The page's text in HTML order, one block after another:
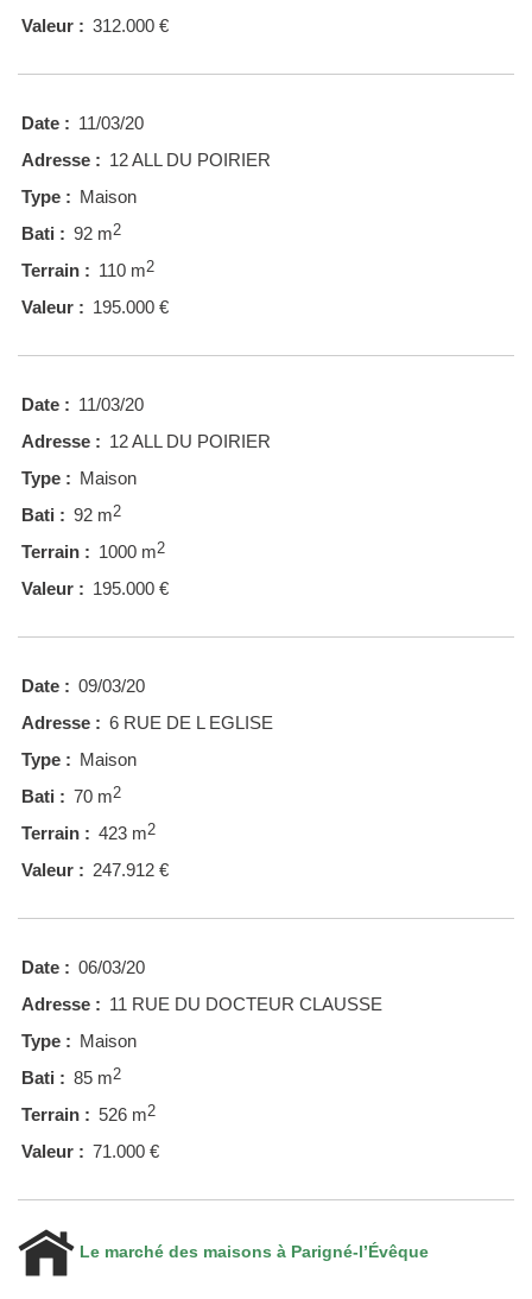
Valeur : 312.000 €
Date : 11/03/20
Adresse : 12 ALL DU POIRIER
Type : Maison
Bati : 92 m2
Terrain : 110 m2
Valeur : 195.000 €
Date : 11/03/20
Adresse : 12 ALL DU POIRIER
Type : Maison
Bati : 92 m2
Terrain : 1000 m2
Valeur : 195.000 €
Date : 09/03/20
Adresse : 6 RUE DE L EGLISE
Type : Maison
Bati : 70 m2
Terrain : 423 m2
Valeur : 247.912 €
Date : 06/03/20
Adresse : 11 RUE DU DOCTEUR CLAUSSE
Type : Maison
Bati : 85 m2
Terrain : 526 m2
Valeur : 71.000 €
Le marché des maisons à Parigné-l’Évêque